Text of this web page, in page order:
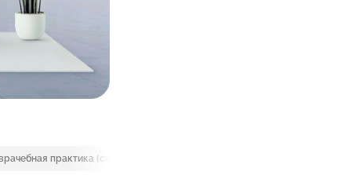
практика (семейная медицина)